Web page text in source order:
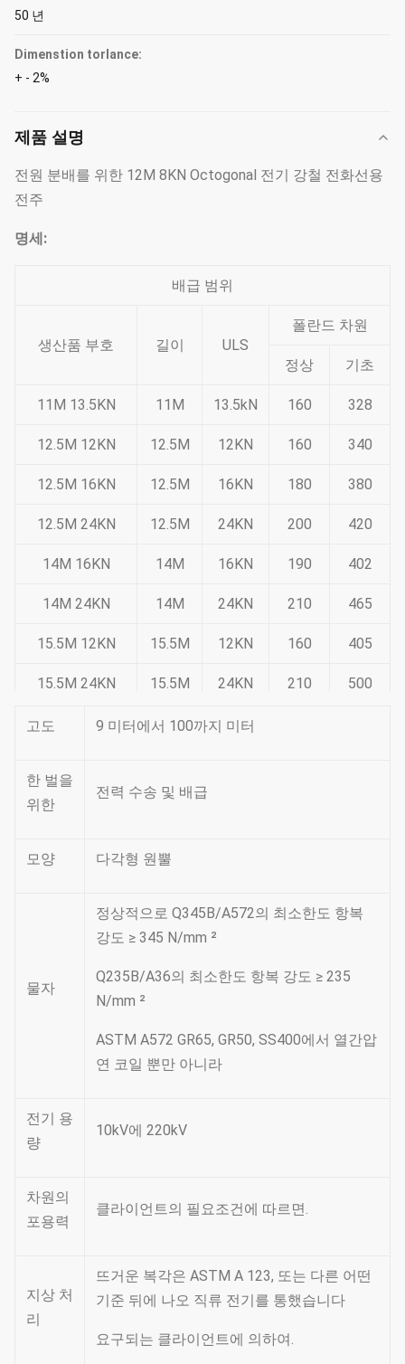
50 년
Dimenstion torlance:
+ - 2%
제품 설명
전원 분배를 위한 12M 8KN Octogonal 전기 강철 전화선용
전주
명세:
배급 범위
생산품 부호 길이 ULS
폴란드 차원
정상 기초
11M 13.5KN 11M 13.5kN 160 328
12.5M 12KN 12.5M 12KN 160 340
12.5M 16KN 12.5M 16KN 180 380
12.5M 24KN 12.5M 24KN 200 420
14M 16KN 14M 16KN 190 402
14M 24KN 14M 24KN 210 465
15.5M 12KN 15.5M 12KN 160 405
15.5M 24KN 15.5M 24KN 210 500
주: 가늘게 하는 12 편드는, 매장하는 지시하십시오
이하 전송 범위
생산품 부호 길이
18.5M 24KN 18.5M 24KN 210 660
21M 40KN
21M 40KN 21M 40KN 260 795
24M 40KN 24M
고도 9 미터에서 100까지 미터
한 벌을
위한
전력 수송 및 배급
모양 다각형 원뿔
물자
정상적으로 Q345B/A572의 최소한도 항복
강도 ≥ 345 N/mm ²
Q235B/A36의 최소한도 항복 강도 ≥ 235
N/mm ²
ASTM A572 GR65, GR50, SS400에서 열간압
연 코일 뿐만 아니라
전기 용
량
10kV에 220kV
차원의
포용력
클라이언트의 필요조건에 따르면.
지상 처
리
뜨거운 복각은 ASTM A 123, 또는 다른 어떤
기준 뒤에 나오 직류 전기를 통했습니다
요구되는 클라이언트에 의하여.